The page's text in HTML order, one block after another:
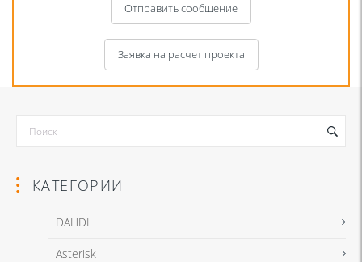
Отправить сообщение
Заявка на расчет проекта
КАТЕГОРИИ
DAHDI
Asterisk